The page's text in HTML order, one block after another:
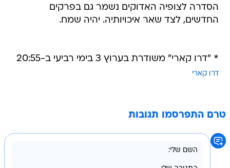
הסדרה לצופיה האדוקים נשמר גם בפרקים
החדשים, לצד שאר איכויותיה. יהיה שמח.
* "דרו קארי" משודרת בערוץ 3 בימי רביעי ב-20:55
דרו קארי
טרם התפרסמו תגובות